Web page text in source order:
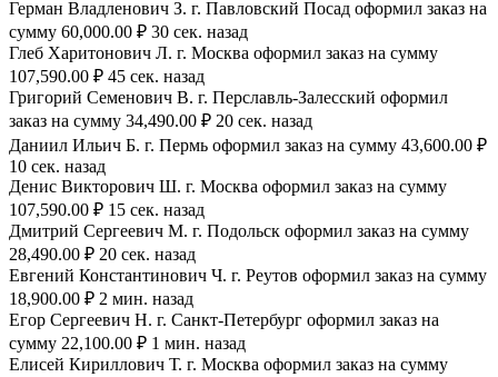
Герман Владленович З. г. Павловский Посад оформил заказ на
сумму 60,000.00 ₽ 30 сек. назад
Глеб Харитонович Л. г. Москва оформил заказ на сумму
107,590.00 ₽ 45 сек. назад
Григорий Семенович В. г. Перславль-Залесский оформил
заказ на сумму 34,490.00 ₽ 20 сек. назад
Даниил Ильич Б. г. Пермь оформил заказ на сумму 43,600.00 ₽
10 сек. назад
Денис Викторович Ш. г. Москва оформил заказ на сумму
107,590.00 ₽ 15 сек. назад
Дмитрий Сергеевич М. г. Подольск оформил заказ на сумму
28,490.00 ₽ 20 сек. назад
Евгений Константинович Ч. г. Реутов оформил заказ на сумму
18,900.00 ₽ 2 мин. назад
Егор Сергеевич Н. г. Санкт-Петербург оформил заказ на
сумму 22,100.00 ₽ 1 мин. назад
Елисей Кириллович Т. г. Москва оформил заказ на сумму